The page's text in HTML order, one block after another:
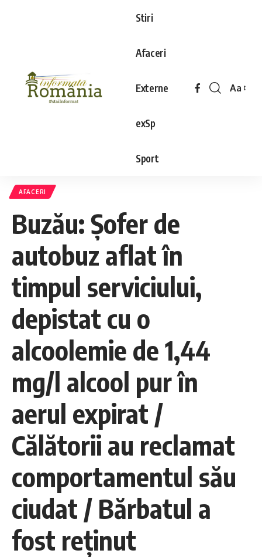
Stiri
Afaceri
Externe
exSp
Sport
Aa
AFACERI
Buzău: Şofer de
autobuz aflat în
timpul serviciului,
depistat cu o
alcoolemie de 1,44
mg/l alcool pur în
aerul expirat /
Călătorii au reclamat
comportamentul său
ciudat / Bărbatul a
fost reţinut